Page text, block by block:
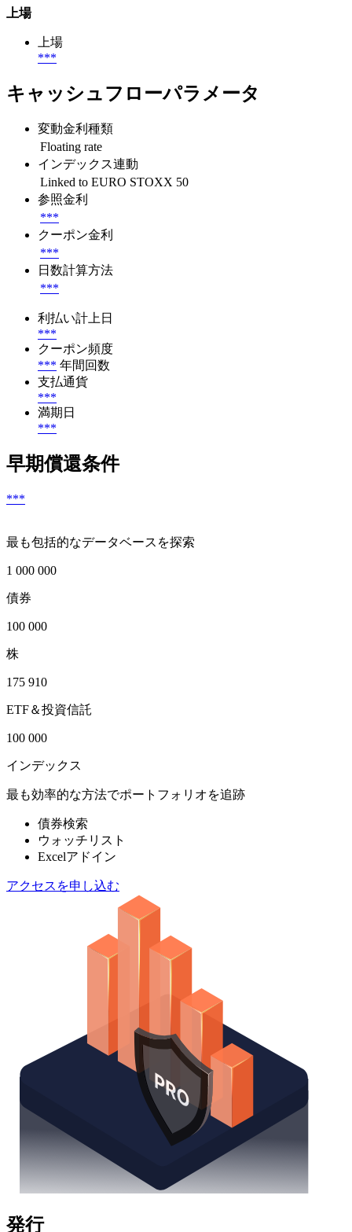
上場
上場
***
キャッシュフローパラメータ
変動金利種類
Floating rate
インデックス連動
Linked to EURO STOXX 50
参照金利
***
クーポン金利
***
日数計算方法
***
利払い計上日
***
クーポン頻度
*** 年間回数
支払通貨
***
満期日
***
早期償還条件
***
最も包括的なデータベースを探索
1 000 000
債券
100 000
株
175 910
ETF＆投資信託
100 000
インデックス
最も効率的な方法でポートフォリオを追跡
債券検索
ウォッチリスト
Excelアドイン
アクセスを申し込む
発行